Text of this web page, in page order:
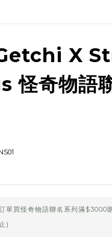
X
怪奇物語
單買怪奇物語聯名系列滿$3000
)